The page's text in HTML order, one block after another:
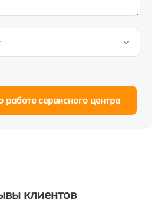
работе сервисного центра
клиентов